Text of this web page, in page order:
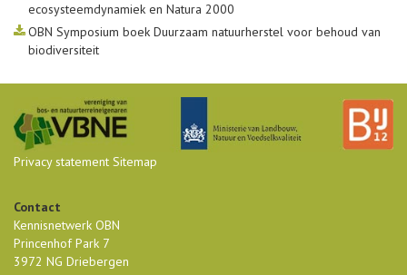
ecosysteemdynamiek en Natura 2000
OBN Symposium boek Duurzaam natuurherstel voor behoud van
biodiversiteit
Privacy statement Sitemap
Contact
Kennisnetwerk OBN
Princenhof Park 7
3972 NG Driebergen